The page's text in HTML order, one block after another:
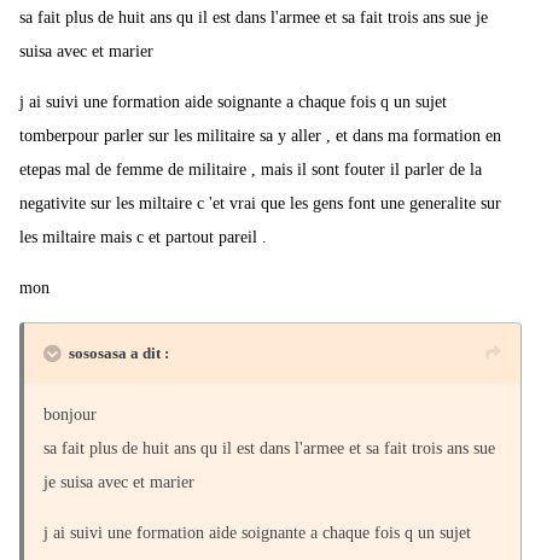
sa fait plus de huit ans qu il est dans l'armee et sa fait trois ans sue je
suisa avec et marier
j ai suivi une formation aide soignante a chaque fois q un sujet
tomberpour parler sur les militaire sa y aller , et dans ma formation en
etepas mal de femme de militaire , mais il sont fouter il parler de la
negativite sur les miltaire c 'et vrai que les gens font une generalite sur
les miltaire mais c et partout pareil .
mon
sososasa a dit :
bonjour
sa fait plus de huit ans qu il est dans l'armee et sa fait trois ans sue
je suisa avec et marier
j ai suivi une formation aide soignante a chaque fois q un sujet